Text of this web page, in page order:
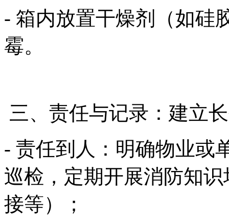
- 箱内放置干燥剂（如硅
霉。
三、责任与记录：建立
- 责任到人：明确物业或
巡检，定期开展消防知
接等）；